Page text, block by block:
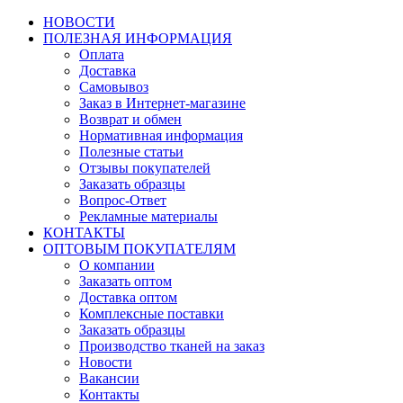
НОВОСТИ
ПОЛЕЗНАЯ ИНФОРМАЦИЯ
Оплата
Доставка
Самовывоз
Заказ в Интернет-магазине
Возврат и обмен
Нормативная информация
Полезные статьи
Отзывы покупателей
Заказать образцы
Вопрос-Ответ
Рекламные материалы
КОНТАКТЫ
ОПТОВЫМ ПОКУПАТЕЛЯМ
О компании
Заказать оптом
Доставка оптом
Комплексные поставки
Заказать образцы
Производство тканей на заказ
Новости
Вакансии
Контакты